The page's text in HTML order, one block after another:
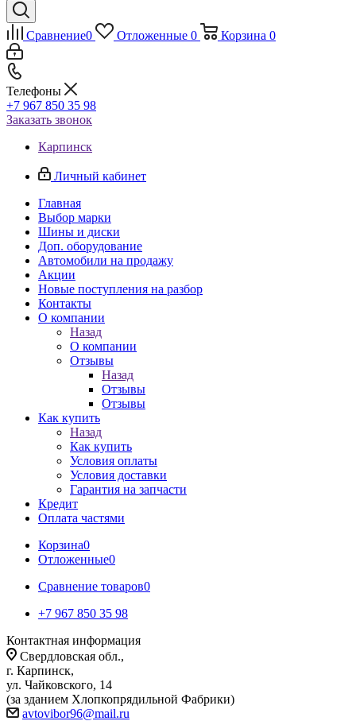
Сравнение0 Отложенные 0 Корзина 0
Телефоны
+7 967 850 35 98
Заказать звонок
Карпинск
Личный кабинет
Главная
Выбор марки
Шины и диски
Доп. оборудование
Автомобили на продажу
Акции
Новые поступления на разбор
Контакты
О компании
Назад
О компании
Отзывы
Назад
Отзывы
Отзывы
Как купить
Назад
Как купить
Условия оплаты
Условия доставки
Гарантия на запчасти
Кредит
Оплата частями
Корзина0
Отложенные0
Сравнение товаров0
+7 967 850 35 98
Контактная информация
Свердловская обл.,
г. Карпинск,
ул. Чайковского, 14
(за зданием Хлопкопрядильной Фабрики)
avtovibor96@mail.ru